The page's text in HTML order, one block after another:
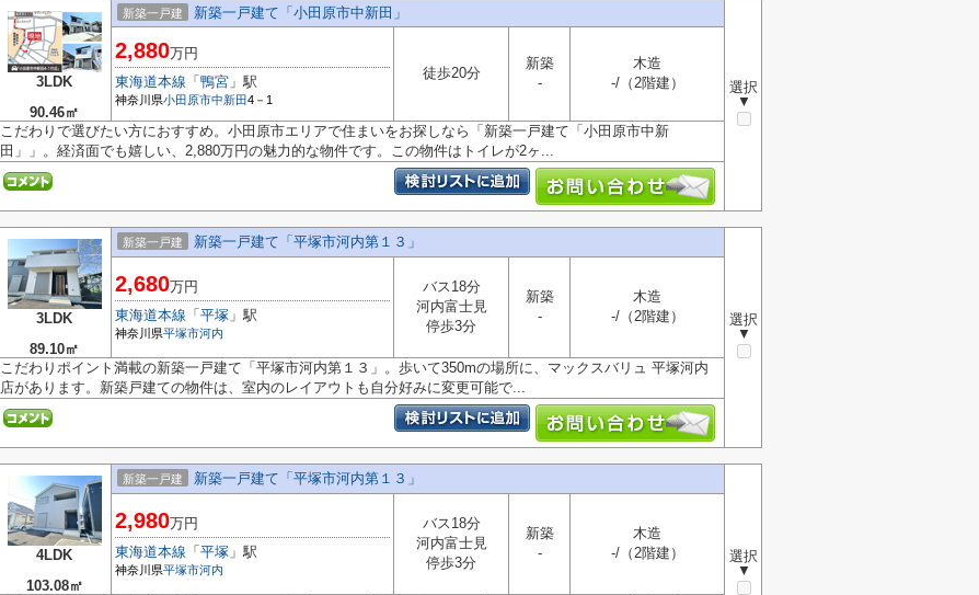
3LDK
90.46㎡
新築一戸建 新築一戸建て「小田原市中新田」
選択
▼
2,880万円
東海道本線 「 鴨宮 」駅
神奈川県小田原市中新田4－1
徒歩20分
新築
-
木造
-/（2階建）
こだわりで選びたい方におすすめ。小田原市エリアで住まいをお探しなら「新築一戸建て「小田原市中新
田」」。経済面でも嬉しい、2,880万円の魅力的な物件です。この物件はトイレが2ヶ...
3LDK
89.10㎡
新築一戸建 新築一戸建て「平塚市河内第１３」
選択
▼
2,680万円
東海道本線 「 平塚 」駅
神奈川県平塚市河内
バス18分
河内富士見
停歩3分
新築
-
木造
-/（2階建）
こだわりポイント満載の新築一戸建て「平塚市河内第１３」。歩いて350mの場所に、マックスバリュ 平塚河内
店があります。新築戸建ての物件は、室内のレイアウトも自分好みに変更可能で...
4LDK
103.08㎡
新築一戸建 新築一戸建て「平塚市河内第１３」
選択
▼
2,980万円
東海道本線 「 平塚 」駅
神奈川県平塚市河内
バス18分
河内富士見
停歩3分
新築
-
木造
-/（2階建）